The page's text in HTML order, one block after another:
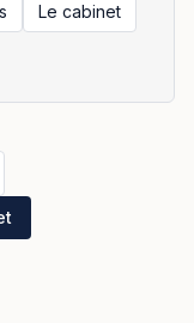
Le cabinet